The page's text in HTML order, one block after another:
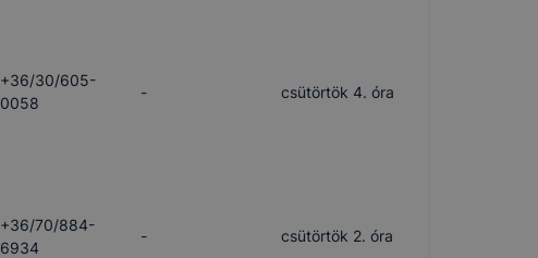
+36/30/605-
0058
- csütörtök 4. óra
+36/70/884-
6934
- csütörtök 2. óra